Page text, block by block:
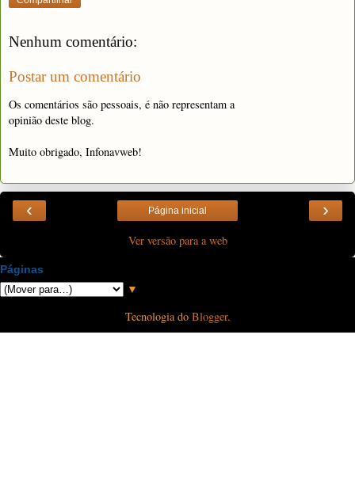
Nenhum comentário:
Postar um comentário
Os comentários são pessoais, é não representam a
opinião deste blog.
Muito obrigado, Infonavweb!
‹ ›
Página inicial
Ver versão para a web
Páginas
▼
Tecnologia do Blogger.